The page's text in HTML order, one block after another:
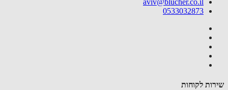
0533032873
לקוחות